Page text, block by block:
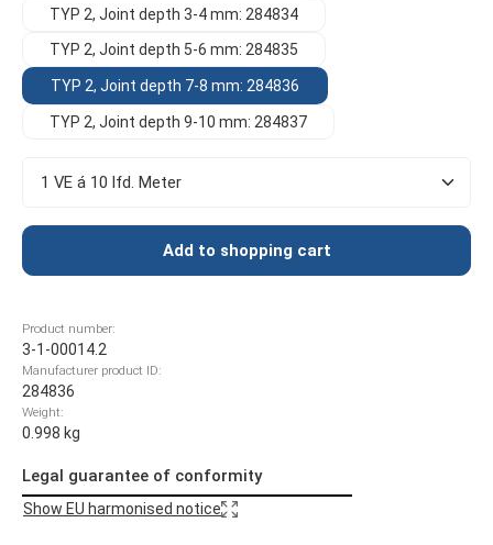
TYP 2, Joint depth 3-4 mm: 284834
TYP 2, Joint depth 5-6 mm: 284835
TYP 2, Joint depth 7-8 mm: 284836
TYP 2, Joint depth 9-10 mm: 284837
Product Quantity: Enter the desired amount or
Add to shopping cart
Product number:
3-1-00014.2
Manufacturer product ID:
284836
Weight:
0.998 kg
Legal guarantee of conformity
Show EU harmonised notice